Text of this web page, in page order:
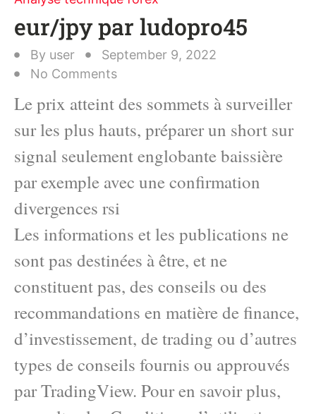
eur/jpy par ludopro45
By user
September 9, 2022
No Comments
Le prix atteint des sommets à surveiller
sur les plus hauts, préparer un short sur
signal seulement englobante baissière
par exemple avec une confirmation
divergences rsi
Les informations et les publications ne
sont pas destinées à être, et ne
constituent pas, des conseils ou des
recommandations en matière de finance,
d’investissement, de trading ou d’autres
types de conseils fournis ou approuvés
par TradingView. Pour en savoir plus,